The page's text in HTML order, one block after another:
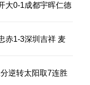
大0-1成都宇晖仁德
赤1-3深圳吉祥 麦
逆转太阳取7连胜